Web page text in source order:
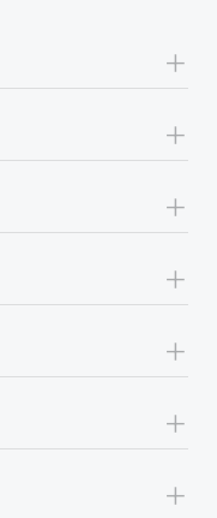
+
+
+
+
+
+
+